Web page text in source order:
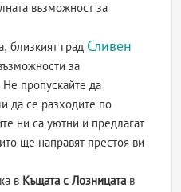
възможност за
близкият град Сливен
за
пропускайте да
да се разходите по
ни са уютни и предлагат
ще направят престоя ви
в Къщата с Лозницата в